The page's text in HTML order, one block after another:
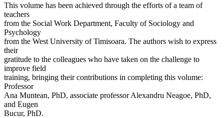
This volume has been achieved through the efforts of a team of
teachers
from the Social Work Department, Faculty of Sociology and
Psychology
from the West University of Timisoara. The authors wish to express
their
gratitude to the colleagues who have taken on the challenge to
improve field
training, bringing their contributions in completing this volume:
Professor
Ana Muntean, PhD, associate professor Alexandru Neagoe, PhD,
and Eugen
Bucur, PhD.